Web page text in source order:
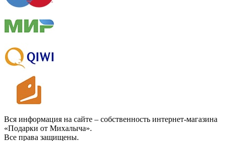
Вся информация на сайте – собственность интернет-магазина
«Подарки от Михалыча».
Все права защищены.